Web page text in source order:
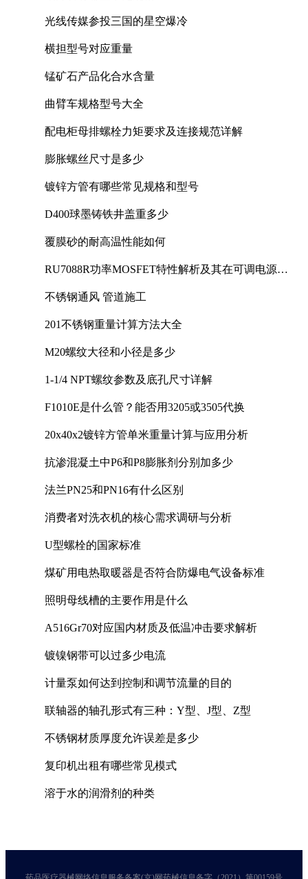
光线传媒参投三国的星空爆冷
横担型号对应重量
锰矿石产品化合水含量
曲臂车规格型号大全
配电柜母排螺栓力矩要求及连接规范详解
膨胀螺丝尺寸是多少
镀锌方管有哪些常见规格和型号
D400球墨铸铁井盖重多少
覆膜砂的耐高温性能如何
RU7088R功率MOSFET特性解析及其在可调电源设
不锈钢通风 管道施工
201不锈钢重量计算方法大全
M20螺纹大径和小径是多少
1-1/4 NPT螺纹参数及底孔尺寸详解
F1010E是什么管？能否用3205或3505代换
20x40x2镀锌方管单米重量计算与应用分析
抗渗混凝土中P6和P8膨胀剂分别加多少
法兰PN25和PN16有什么区别
消费者对洗衣机的核心需求调研与分析
U型螺栓的国家标准
煤矿用电热取暖器是否符合防爆电气设备标准
照明母线槽的主要作用是什么
A516Gr70对应国内材质及低温冲击要求解析
镀镍钢带可以过多少电流
计量泵如何达到控制和调节流量的目的
联轴器的轴孔形式有三种：Y型、J型、Z型
不锈钢材质厚度允许误差是多少
复印机出租有哪些常见模式
溶于水的润滑剂的种类